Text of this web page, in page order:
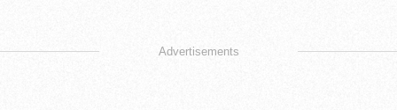
Advertisements